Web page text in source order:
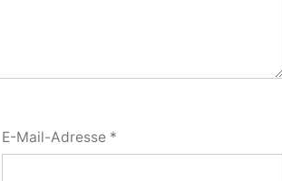
E-Mail-Adresse *